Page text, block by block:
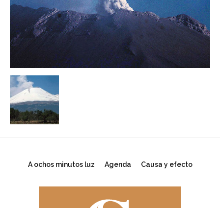
A ochos minutos luz Agenda Causa y efecto